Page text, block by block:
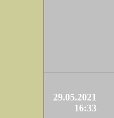
29.05.2021
16:33